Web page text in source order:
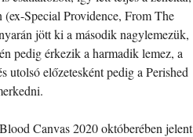
Special Providence, From The
jött ki a második nagylemezük,
pedig érkezik a harmadik lemez, a
előzetesként pedig a Perished
Canvas 2020 októberében jelent